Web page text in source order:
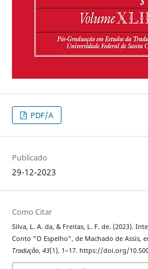
PDF/A
Publicado
29-12-2023
Como Citar
Silva, L. A. da, & Freitas, L. F. de. (2023).
Conto "O Espelho", de Machado de Assis,
Tradução, 43(1), 1–17. https://doi.org/